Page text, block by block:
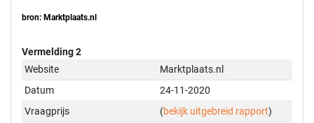
bron: Marktplaats.nl
Vermelding 2
Website
Marktplaats.nl
Datum
24-11-2020
Vraagprijs
(bekijk uitgebreid rapport)